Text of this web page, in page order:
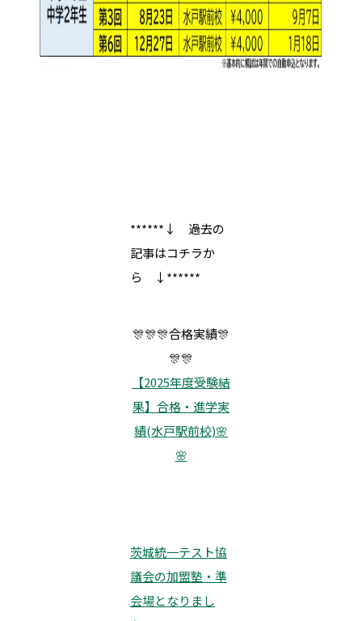
******↓ 過去の
記事はコチラか
ら ↓******
🎊🎊🎊合格実績🎊
🎊🎊
【2025年度受験結
果】合格・進学実
績(水戸駅前校)🌸
🌸
茨城統一テスト協
議会の加盟塾・準
会場となりまし